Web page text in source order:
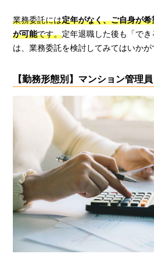
業務委託には定年がなく、ご自身が
が可能です。定年退職した後も「で
は、業務委託を検討してみてはいかが
【勤務形態別】マンション管理